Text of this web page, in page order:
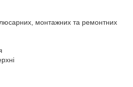
монтажних та ремонтних